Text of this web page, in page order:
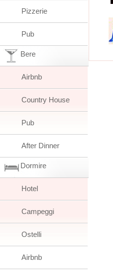
Pizzerie
Pub
Bere
Airbnb
Country House
Pub
After Dinner
Dormire
Hotel
Campeggi
Ostelli
Airbnb